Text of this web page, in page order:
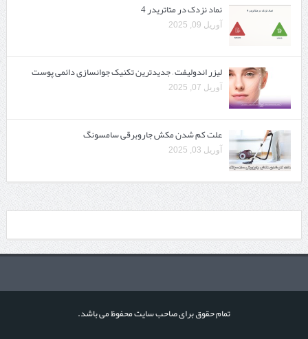
نماد نزدک در متاتریدر 4
آوریل 09, 2025
لیزر اندولیفت – جدیدترین تکنیک جوانسازی دائمی پوست
آوریل 07, 2025
علت کم شدن مکش جاروبرقی سامسونگ
آوریل 03, 2025
تمام حقوق برای صاحب سایت محفوظ می باشد.